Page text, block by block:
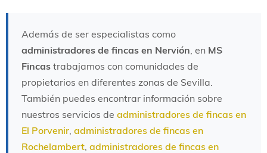
Además de ser especialistas como
administradores de fincas en Nervión , en MS
Fincas trabajamos con comunidades de
propietarios en diferentes zonas de Sevilla.
También puedes encontrar información sobre
nuestros servicios de administradores de fincas en
El Porvenir administradores de fincas en
Rochelambert administradores de fincas en